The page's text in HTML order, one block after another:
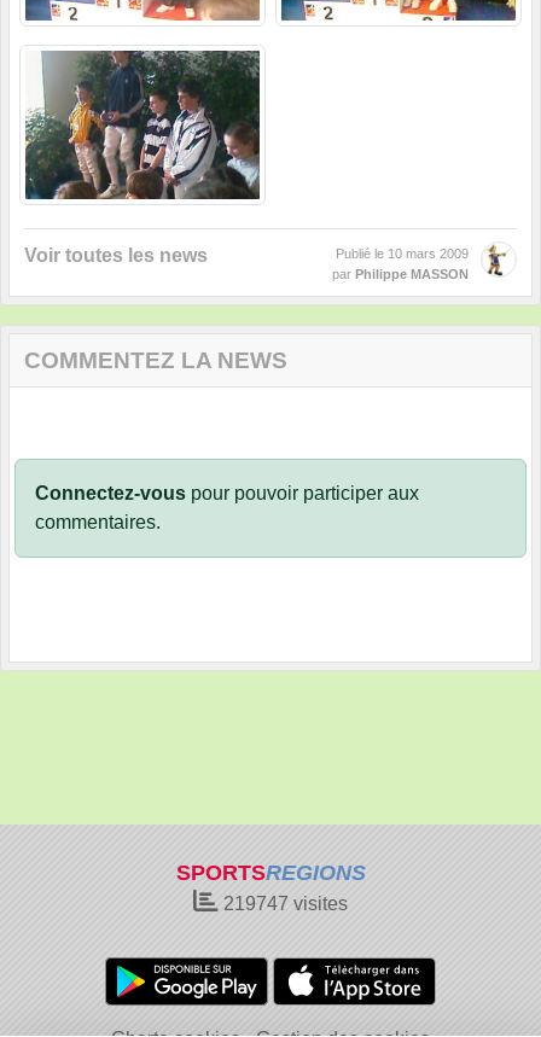
Voir toutes les news Publié le 10 mars 2009
par Philippe MASSON
COMMENTEZ LA NEWS
Connectez-vous pour pouvoir participer aux
commentaires.
SPORTSREGIONS
219747 visites